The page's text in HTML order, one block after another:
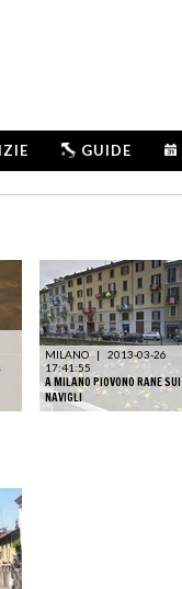
GUIDE
MILANO |
2013-03-26
17:41:55
A MILANO PIOVONO RANE SUI
NAVIGLI